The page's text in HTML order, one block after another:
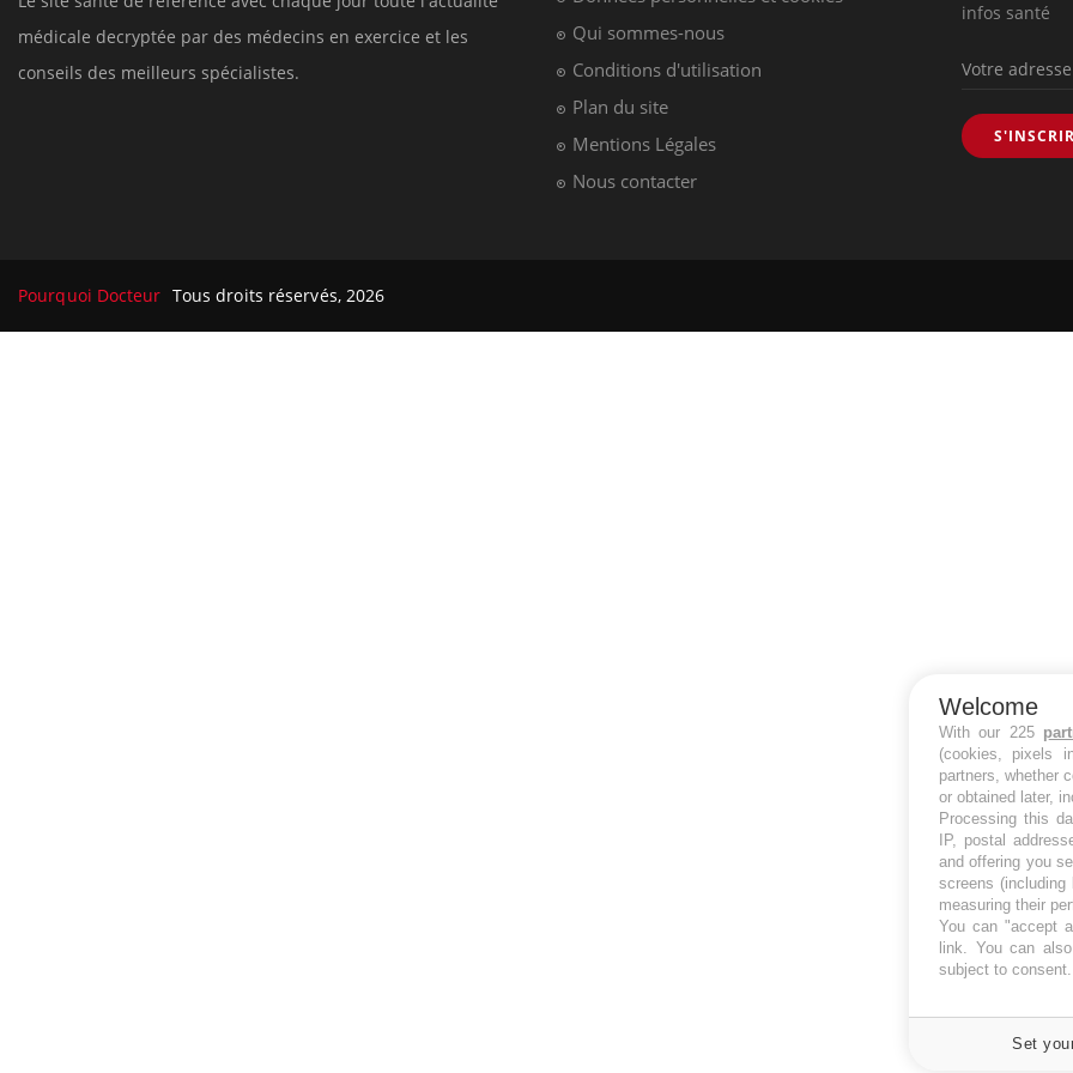
médicale decryptée par des médecins en exercice et les
conseils des meilleurs spécialistes.
Qui sommes-nous
Conditions d'utilisation
Plan du site
Mentions Légales
Nous contacter
infos santé
Pourquoi Docteur Tous droits réservés, 2026
Welcome
With our 225
(cookies, pixels
partners, whether
or obtained later,
Processing this
IP, postal
and offering you
screens
measuring their
You can "accept
link. You can
subject to
Set